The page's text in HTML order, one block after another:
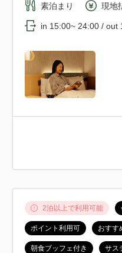
素泊まり 現地
in 15:00~ 24:00 / out
2泊以上で利用可能
ポイント利用可 おすす
朝食ブッフェ付き サス